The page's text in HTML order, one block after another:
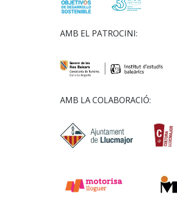
AMB EL PATROCINI:
AMB LA COLABORACIÓ: